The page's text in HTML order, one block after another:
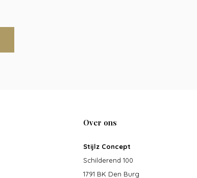
Over ons
Stijlz Concept
Schilderend 100
1791 BK Den Burg